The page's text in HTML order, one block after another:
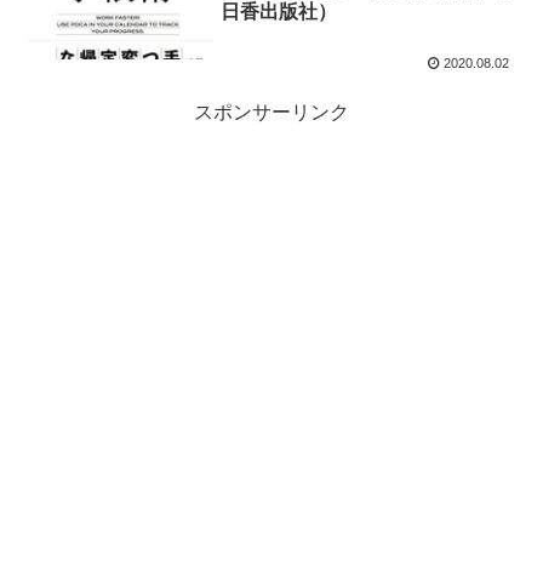
日香出版社）
2020.08.02
スポンサーリンク